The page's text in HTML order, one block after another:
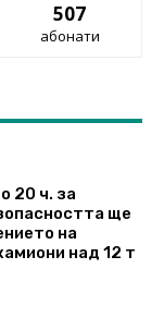
507
абонати
20 ч. за
ще
на
над 12 т